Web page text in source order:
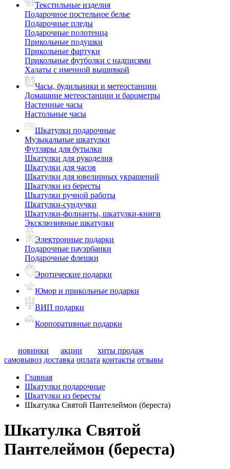
Текстильные изделия
Подарочное постельное белье
Подарочные пледы
Подарочные полотенца
Прикольные подушки
Прикольные фартуки
Прикольные футболки с надписями
Халаты с именной вышивкой
Часы, будильники и метеостанции
Домашние метеостанции и барометры
Настенные часы
Настольные часы
Шкатулки подарочные
Музыкальные шкатулки
Футляры для бутылки
Шкатулки для рукоделия
Шкатулки для часов
Шкатулки для ювелирных украшений
Шкатулки из бересты
Шкатулки ручной работы
Шкатулки-сундучки
Шкатулки-фолианты, шкатулки-книги
Эксклюзивные шкатулки
Электронные подарки
Подарочные пауэрбанки
Подарочные флешки
Эротические подарки
Юмор и прикольные подарки
ВИП подарки
Корпоративные подарки
новинки акции
хиты продаж
самовывоз доставка оплата контакты отзывы
Главная
Шкатулки подарочные
Шкатулки из бересты
Шкатулка Святой Пантелеймон (береста)
Шкатулка Святой
Пантелеймон (береста)